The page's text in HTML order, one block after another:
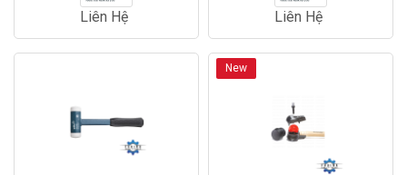
Liên Hệ Liên Hệ
New